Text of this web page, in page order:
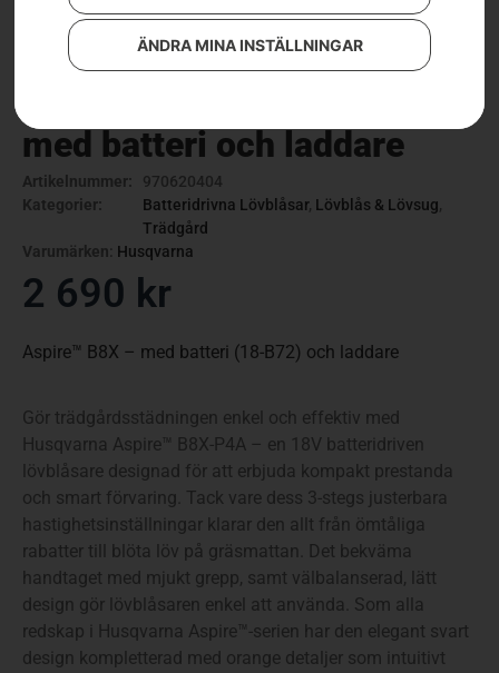
ÄNDRA MINA INSTÄLLNINGAR
med batteri och laddare
Artikelnummer:
970620404
Kategorier:
Batteridrivna Lövblåsar, Lövblås & Lövsug,
Trädgård
Varumärken Husqvarna
2 690 kr
Aspire™ B8X – med batteri (18-B72) och laddare
Gör trädgårdsstädningen enkel och effektiv med
Husqvarna Aspire™ B8X-P4A – en 18V batteridriven
lövblåsare designad för att erbjuda kompakt prestanda
och smart förvaring. Tack vare dess 3-stegs justerbara
hastighetsinställningar klarar den allt från ömtåliga
rabatter till blöta löv på gräsmattan. Det bekväma
handtaget med mjukt grepp, samt välbalanserad, lätt
design gör lövblåsaren enkel att använda. Som alla
redskap i Husqvarna Aspire™-serien har den elegant svart
design kompletterad med orange detaljer som intuitivt